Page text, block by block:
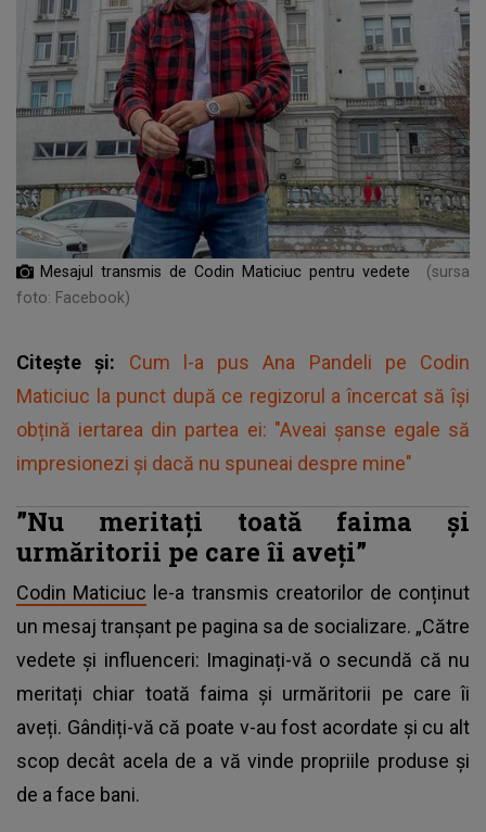
Mesajul transmis de Codin Maticiuc pentru vedete
(sursa
foto: Facebook)
Citește și: Cum l-a pus Ana Pandeli pe Codin
Maticiuc la punct după ce regizorul a încercat să își
obțină iertarea din partea ei: "Aveai șanse egale să
impresionezi și dacă nu spuneai despre mine"
”Nu meritați toată faima și
urmăritorii pe care îi aveți”
Codin Maticiuc le-a transmis creatorilor de conținut
un mesaj tranșant pe pagina sa de socializare. „Către
vedete și influenceri: Imaginați-vă o secundă că nu
meritați chiar toată faima și urmăritorii pe care îi
aveți. Gândiți-vă că poate v-au fost acordate și cu alt
scop decât acela de a vă vinde propriile produse și
de a face bani.